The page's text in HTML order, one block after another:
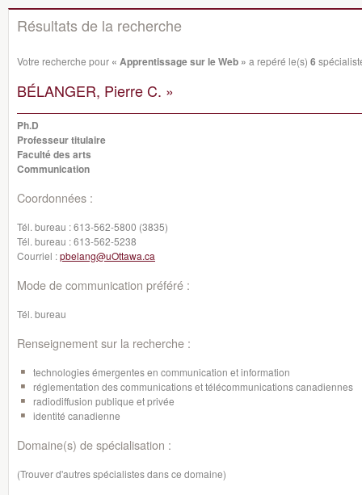
Résultats de la recherche
Votre recherche pour « Apprentissage sur le Web » a repéré le(s) 6
BÉLANGER, Pierre C. »
Ph.D
Professeur titulaire
Faculté des arts
Communication
Coordonnées :
Tél. bureau :613-562-5800 (3835)
Tél. bureau :613-562-5238
Courriel :pbelang@uOttawa.ca
Mode de communication préféré :
Tél. bureau
Renseignement sur la recherche :
technologies émergentes en communication et information
réglementation des communications et télécommunications canadiennes
radiodiffusion publique et privée
identité canadienne
Domaine(s) de spécialisation :
(Trouver d'autres spécialistes dans ce domaine)